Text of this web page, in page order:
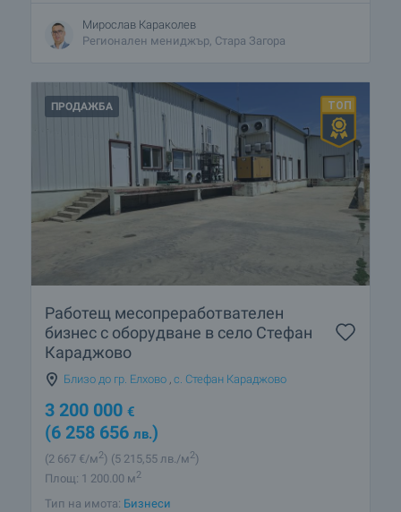
Мирослав Караколев
Регионален мениджър, Стара Загора
ПРОДАЖБА
Работещ месопреработвателен
бизнес с оборудване в село Стефан
Караджово
Близо до гр. Елхово с. Стефан Караджово
3 200 000 €
(6 258 656 лв.)
(2 667 €/м2) (5 215 ,55 лв./м2)
Площ: 1 200.00 м2
Тип на имота: Бизнеси